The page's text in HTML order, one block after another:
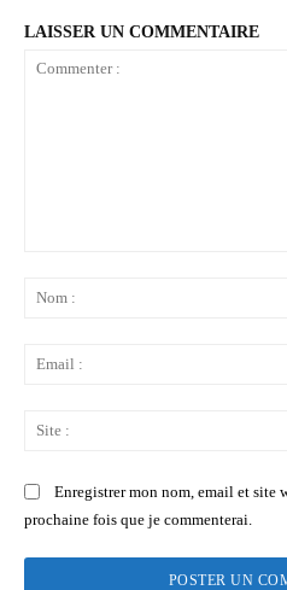
LAISSER UN COMMENTAIRE
Enregistrer mon nom, email et site
prochaine fois que je commenterai.